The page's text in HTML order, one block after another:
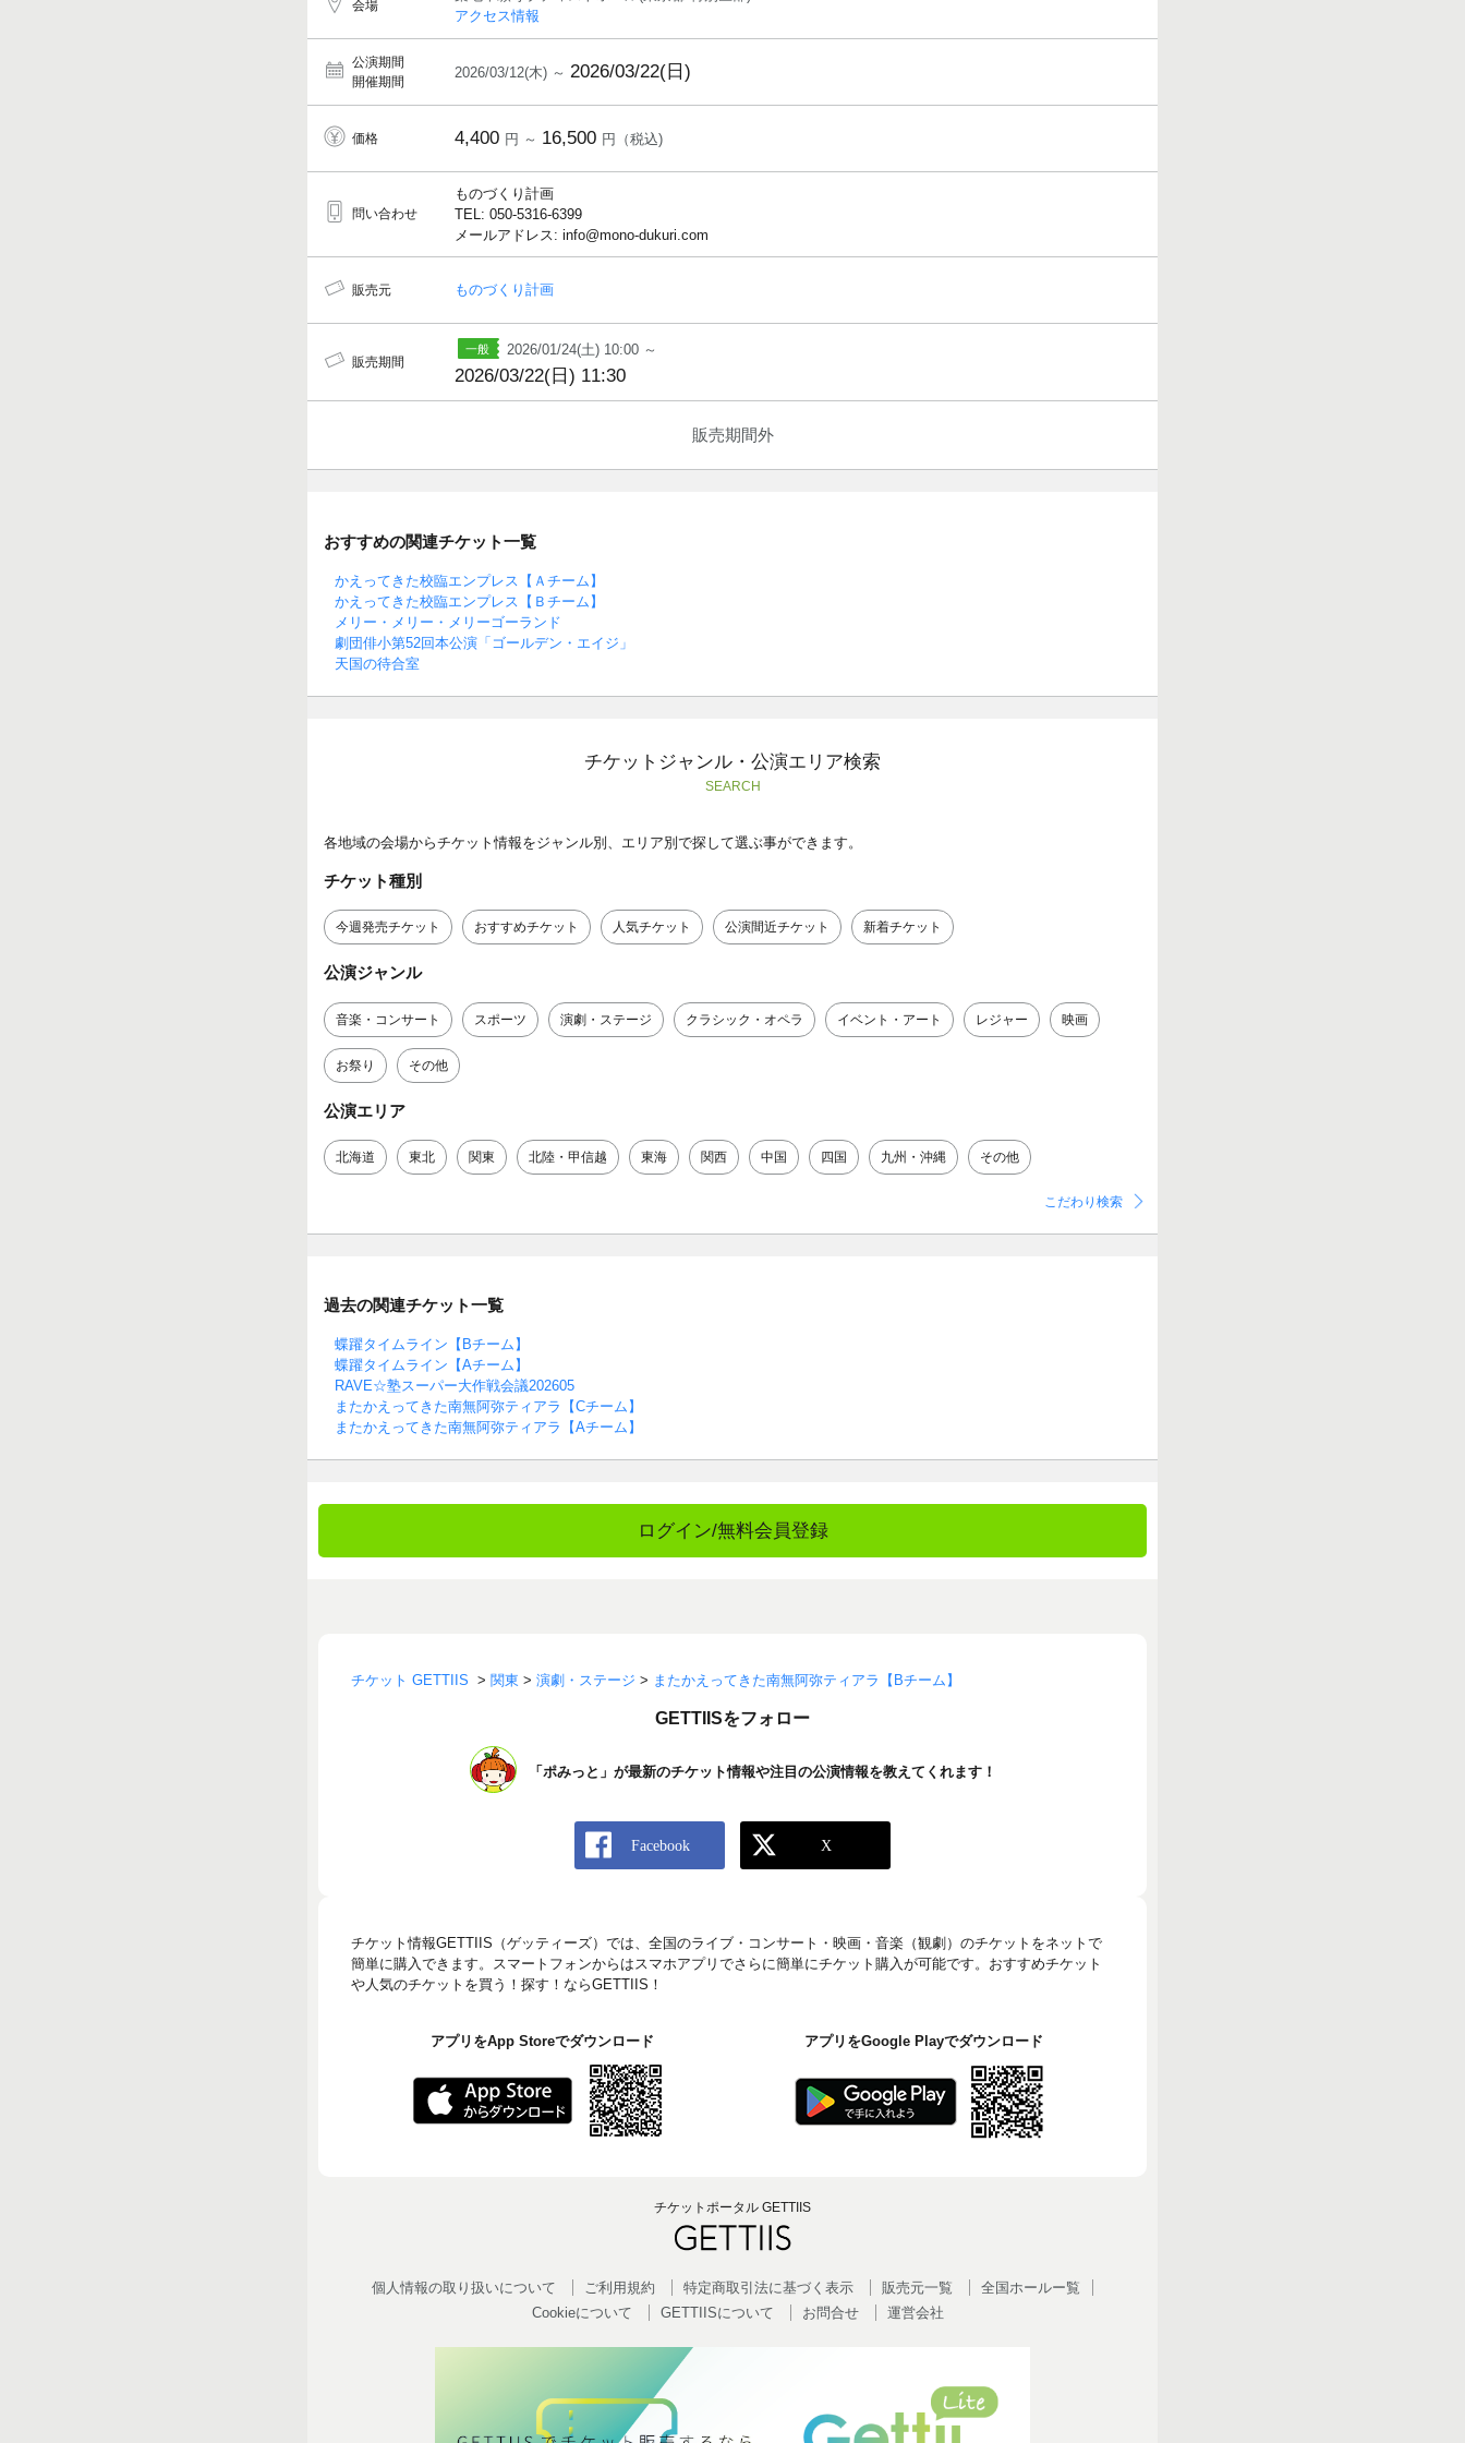
会場
アクセス情報
公演期間
開催期間
2026/03/12(木) ～ 2026/03/22(日)
価格 4,400 円 ～ 16,500 円（税込)
問い合わせ
ものづくり計画
TEL: 050-5316-6399
メールアドレス: info@mono-dukuri.com
販売元 ものづくり計画
販売期間
2026/01/24(土) 10:00 ～
2026/03/22(日) 11:30
販売期間外
おすすめの関連チケット一覧
かえってきた校臨エンプレス【Ａチーム】
かえってきた校臨エンプレス【Ｂチーム】
メリー・メリー・メリーゴーランド
劇団俳小第52回本公演「ゴールデン・エイジ」
天国の待合室
チケットジャンル・公演エリア検索
SEARCH
各地域の会場からチケット情報をジャンル別、エリア別で探して選ぶ事ができます。
チケット種別
今週発売チケット おすすめチケット 人気チケット 公演間近チケット 新着チケット
公演ジャンル
音楽・コンサート スポーツ 演劇・ステージ クラシック・オペラ イベント・アート レジャー 映画
お祭り その他
公演エリア
北海道 東北 関東 北陸・甲信越 東海 関西 中国 四国 九州・沖縄 その他
こだわり検索
過去の関連チケット一覧
蝶躍タイムライン【Bチーム】
蝶躍タイムライン【Aチーム】
RAVE☆塾スーパー大作戦会議202605
またかえってきた南無阿弥ティアラ【Cチーム】
またかえってきた南無阿弥ティアラ【Aチーム】
ログイン/無料会員登録
チケット GETTIIS > 関東 > 演劇・ステージ > またかえってきた南無阿弥ティアラ【Bチーム】
GETTIISをフォロー
「ポみっと」が最新のチケット情報や注目の公演情報を教えてくれます！
チケット情報GETTIIS（ゲッティーズ）では、全国のライブ・コンサート・映画・音楽（観劇）のチケットをネットで
簡単に購入できます。スマートフォンからはスマホアプリでさらに簡単にチケット購入が可能です。おすすめチケット
や人気のチケットを買う！探す！ならGETTIIS！
アプリをApp Storeでダウンロード アプリをGoogle Playでダウンロード
チケットポータル GETTIIS
個人情報の取り扱いについて ご利用規約 特定商取引法に基づく表示 販売元一覧
全国ホールー覧
Cookieについて
GETTIISについて お問合せ 運営会社